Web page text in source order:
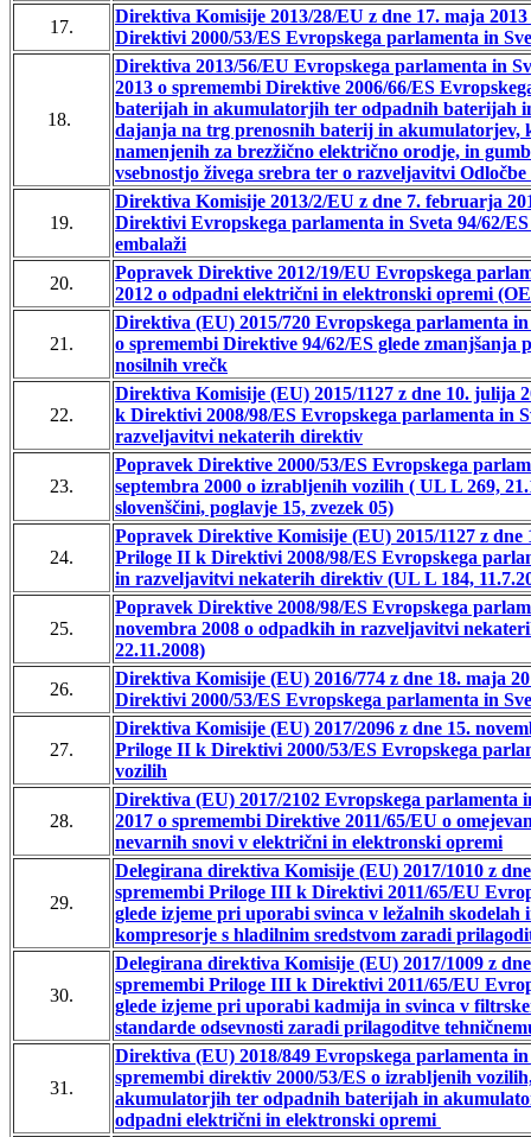
17.
Direktiva Komisije 2013/28/EU z dne 17. maja
Direktivi 2000/53/ES Evropskega parlamenta in
18.
Direktiva 2013/56/EU Evropskega parlamenta in
2013 o spremembi Direktive 2006/66/ES
baterijah in akumulatorjih ter odpadnih baterijah
dajanja na trg prenosnih baterij in akumulatorjev,
namenjenih za brezžično električno orodje, in
vsebnostjo živega srebra ter o razveljavitvi
19.
Direktiva Komisije 2013/2/EU z dne 7. februarja
Direktivi Evropskega parlamenta in Sveta 94/62/
embalaži
20.
Popravek Direktive 2012/19/EU Evropskega
2012 o odpadni električni in elektronski opremi
21.
Direktiva (EU) 2015/720 Evropskega parlamenta
o spremembi Direktive 94/62/ES glede zmanjšanja
nosilnih vrečk
22.
Direktiva Komisije (EU) 2015/1127 z dne 10. julija
k Direktivi 2008/98/ES Evropskega parlamenta in
razveljavitvi nekaterih direktiv
23.
Popravek Direktive 2000/53/ES Evropskega
septembra 2000 o izrabljenih vozilih ( UL L 269,
slovenščini, poglavje 15, zvezek 05)
24.
Popravek Direktive Komisije (EU) 2015/1127 z dne
Priloge II k Direktivi 2008/98/ES Evropskega
in razveljavitvi nekaterih direktiv (UL L 184,
25.
Popravek Direktive 2008/98/ES Evropskega
novembra 2008 o odpadkih in razveljavitvi
22.11.2008)
26.
Direktiva Komisije (EU) 2016/774 z dne 18. maja
Direktivi 2000/53/ES Evropskega parlamenta in
27.
Direktiva Komisije (EU) 2017/2096 z dne 15.
Priloge II k Direktivi 2000/53/ES Evropskega
vozilih
28.
Direktiva (EU) 2017/2102 Evropskega parlamenta
2017 o spremembi Direktive 2011/65/EU o
nevarnih snovi v električni in elektronski opremi
29.
Delegirana direktiva Komisije (EU) 2017/1010 z
spremembi Priloge III k Direktivi 2011/65/EU
glede izjeme pri uporabi svinca v ležalnih skodelah
kompresorje s hladilnim sredstvom zaradi
30.
Delegirana direktiva Komisije (EU) 2017/1009 z
spremembi Priloge III k Direktivi 2011/65/EU
glede izjeme pri uporabi kadmija in svinca v
standarde odsevnosti zaradi prilagoditve
31.
Direktiva (EU) 2018/849 Evropskega parlamenta in
spremembi direktiv 2000/53/ES o izrabljenih
akumulatorjih ter odpadnih baterijah in
odpadni električni in elektronski opremi